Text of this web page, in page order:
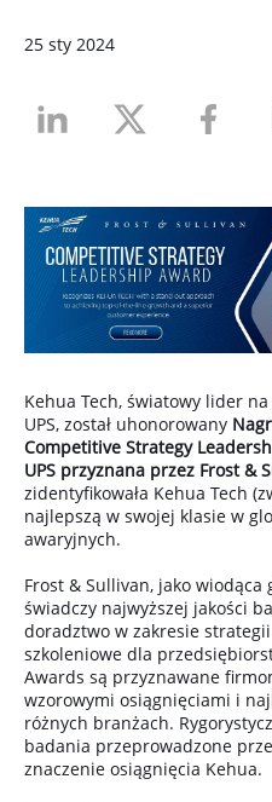
25 sty 2024
Kehua Tech, światowy lider
UPS, został uhonorowany
Competitive Strategy
UPS przyznana przez Frost &
zidentyfikowała Kehua Tech
najlepszą w swojej klasie w
awaryjnych.
Frost & Sullivan, jako
świadczy najwyższej jakości
doradztwo w zakresie
szkoleniowe dla
Awards są przyznawane
wzorowymi osiągnięciami i
różnych branżach.
badania przeprowadzone
znaczenie osiągnięcia Kehua.